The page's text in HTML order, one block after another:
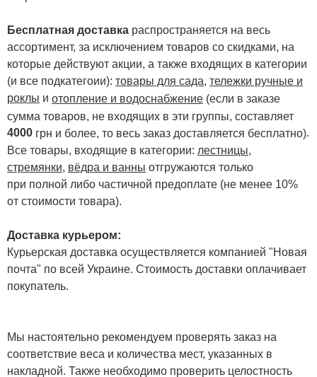
Бесплатная доставка распространяется на весь
ассортимент, за исключением товаров со скидками, на
которые действуют акции, а также входящих в категории
(и все подкатегоии): товары для сада, тележки ручные и
роклы и отопление и водоснабжение (если в заказе
сумма товаров, не входящих в эти группы, составляет
4000 грн и более, то весь заказ доставляется бесплатно).
Все товары, входящие в категории: лестницы,
стремянки, вёдра и ванны отгружаются только
при полной либо частичной предоплате (не менее 10%
от стоимости товара).
Доставка курьером:
Курьерская доставка осуществляется компанией "Новая
почта" по всей Украине. Стоимость доставки оплачивает
покупатель.
Мы настоятельно рекомендуем проверять заказ на
соответствие веса и количества мест, указанных в
накладной. Также необходимо проверить целостность